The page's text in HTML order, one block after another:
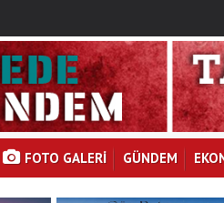
FOTO GALERI GÜNDEM